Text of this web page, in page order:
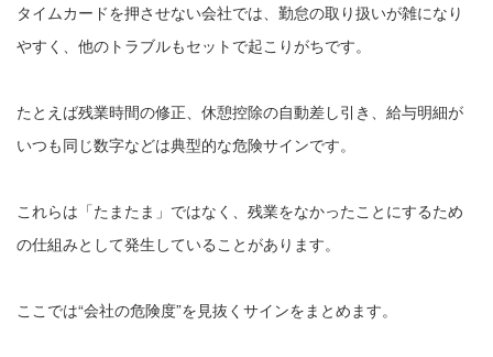
タイムカードを押させない会社では、勤怠の取り扱いが雑になり
やすく、他のトラブルもセットで起こりがちです。
たとえば残業時間の修正、休憩控除の自動差し引き、給与明細が
いつも同じ数字などは典型的な危険サインです。
これらは「たまたま」ではなく、残業をなかったことにするため
の仕組みとして発生していることがあります。
ここでは“会社の危険度”を見抜くサインをまとめます。